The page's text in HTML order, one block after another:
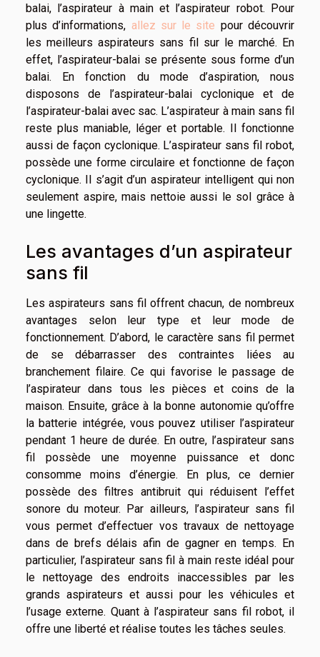
balai, l’aspirateur à main et l’aspirateur robot. Pour
plus d’informations, allez sur le site pour découvrir
les meilleurs aspirateurs sans fil sur le marché. En
effet, l’aspirateur-balai se présente sous forme d’un
balai. En fonction du mode d’aspiration, nous
disposons de l’aspirateur-balai cyclonique et de
l’aspirateur-balai avec sac. L’aspirateur à main sans fil
reste plus maniable, léger et portable. Il fonctionne
aussi de façon cyclonique. L’aspirateur sans fil robot,
possède une forme circulaire et fonctionne de façon
cyclonique. Il s’agit d’un aspirateur intelligent qui non
seulement aspire, mais nettoie aussi le sol grâce à
une lingette.
Les avantages d’un aspirateur
sans fil
Les aspirateurs sans fil offrent chacun, de nombreux
avantages selon leur type et leur mode de
fonctionnement. D’abord, le caractère sans fil permet
de se débarrasser des contraintes liées au
branchement filaire. Ce qui favorise le passage de
l’aspirateur dans tous les pièces et coins de la
maison. Ensuite, grâce à la bonne autonomie qu’offre
la batterie intégrée, vous pouvez utiliser l’aspirateur
pendant 1 heure de durée. En outre, l’aspirateur sans
fil possède une moyenne puissance et donc
consomme moins d’énergie. En plus, ce dernier
possède des filtres antibruit qui réduisent l’effet
sonore du moteur. Par ailleurs, l’aspirateur sans fil
vous permet d’effectuer vos travaux de nettoyage
dans de brefs délais afin de gagner en temps. En
particulier, l’aspirateur sans fil à main reste idéal pour
le nettoyage des endroits inaccessibles par les
grands aspirateurs et aussi pour les véhicules et
l’usage externe. Quant à l’aspirateur sans fil robot, il
offre une liberté et réalise toutes les tâches seules.